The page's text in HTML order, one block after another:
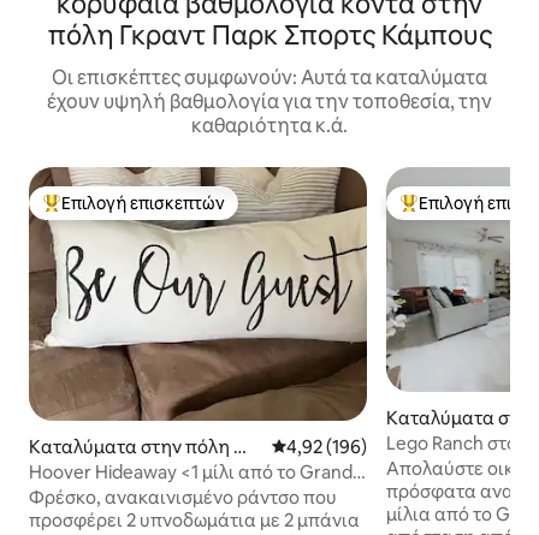
πόλη Γκραντ Παρκ Σπορτς Κάμπους
Οι επισκέπτες συμφωνούν: Αυτά τα καταλύματα
έχουν υψηλή βαθμολογία για την τοποθεσία, την
καθαριότητα κ.ά.
Κορυφαία επιλογή επισκεπτών
Επιλογή επισκεπτών
Καταλύματα στην πόλη We
stfield
Μέση βαθμολογία: 4,92 στα 5,
4,92 (196)
Hoover Hideaway <1 μίλι από το Grand
Park-Team Room!
Φρέσκο, ανακαινισμένο ράντσο που
προσφέρει 2 υπνοδωμάτια με 2 μπάνια
Κορυφαία
Επιλογή
Καταλύματα
stfield
Lego Ranch στο
υπνοδωμάτια 2
ευπρόσδεκτα
Απολαύστε
πρόσφατα
μίλια από το